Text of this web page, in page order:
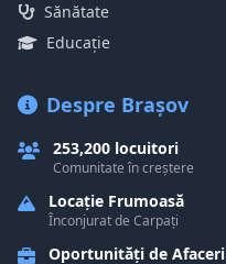
Sănătate
Educație
Despre Brașov
253,200 locuitori
Comunitate în creștere
Locație Frumoasă
Înconjurat de Carpați
Oportunități de Afaceri